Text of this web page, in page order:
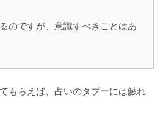
のですが、意識すべきことはあ
もらえば、占いのタブーには触れ